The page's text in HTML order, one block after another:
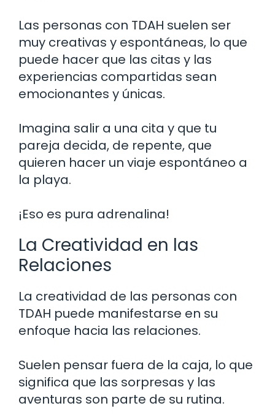
Las personas con TDAH suelen ser
muy creativas y espontáneas, lo que
puede hacer que las citas y las
experiencias compartidas sean
emocionantes y únicas.
Imagina salir a una cita y que tu
pareja decida, de repente, que
quieren hacer un viaje espontáneo a
la playa.
¡Eso es pura adrenalina!
La Creatividad en las
Relaciones
La creatividad de las personas con
TDAH puede manifestarse en su
enfoque hacia las relaciones.
Suelen pensar fuera de la caja, lo que
significa que las sorpresas y las
aventuras son parte de su rutina.